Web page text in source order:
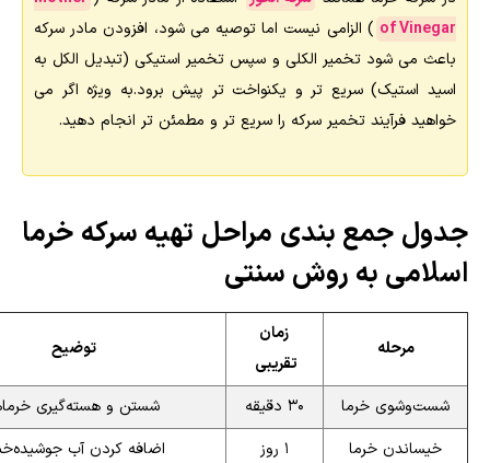
of Vinegar ) الزامی نیست اما توصیه می شود، افزودن مادر سرکه
باعث می شود تخمیر الکلی و سپس تخمیر استیکی (تبدیل الکل به
اسید استیک) سریع تر و یکنواخت تر پیش برود.به ویژه اگر می
خواهید فرآیند تخمیر سرکه را سریع تر و مطمئن تر انجام دهید.
جدول جمع بندی مراحل تهیه سرکه خرما
اسلامی به روش سنتی
مرحله
زمان
تقریبی
توضیح
شست‌وشوی خرما ۳۰ دقیقه
شستن و هسته‌گیری
خیساندن خرما
۱ روز اضافه کردن آب